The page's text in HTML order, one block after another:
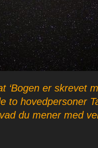
‘Bogen er skrevet
to hovedpersoner
du mener med